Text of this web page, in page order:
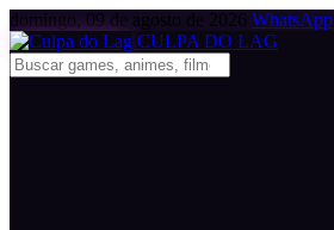
domingo, 09 de agosto de 2026 WhatsApp
CULPA DO LAG